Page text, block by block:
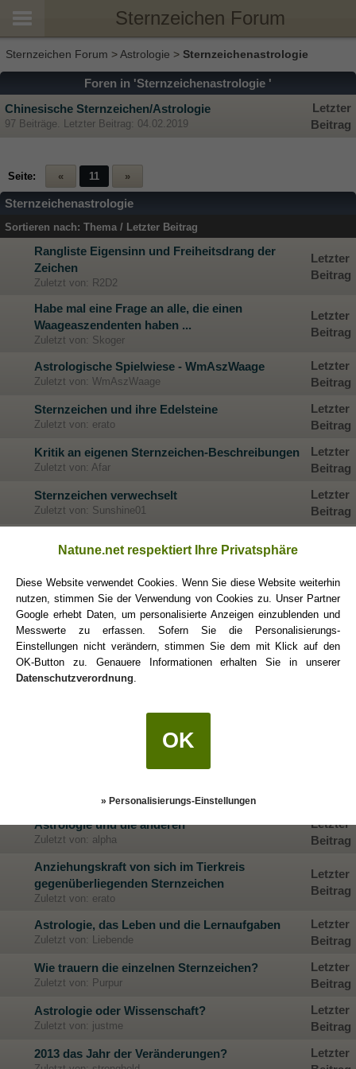
Sternzeichen Forum
Sternzeichen Forum >Astrologie > Sternzeichenastrologie
Foren in 'Sternzeichenastrologie '
Chinesische Sternzeichen/Astrologie
97 Beiträge. Letzter Beitrag: 04.02.2019
Letzter
Beitrag
Seite: « 11 »
Sternzeichenastrologie
Sortieren nach: Thema / Letzter Beitrag
Rangliste Eigensinn und Freiheitsdrang der
Zeichen
Zuletzt von: R2D2
Letzter
Beitrag
Habe mal eine Frage an alle, die einen
Waageaszendenten haben ...
Zuletzt von: Skoger
Letzter
Beitrag
Astrologische Spielwiese - WmAszWaage
Zuletzt von: WmAszWaage
Letzter
Beitrag
Sternzeichen und ihre Edelsteine
Zuletzt von: erato
Letzter
Beitrag
Kritik an eigenen Sternzeichen-Beschreibungen
Zuletzt von: Afar
Letzter
Beitrag
Sternzeichen verwechselt
Zuletzt von: Sunshine01
Letzter
Beitrag
zu sein?
Sternzeichen und das Mysteriöse
Zuletzt von: Liebende
Letzter
Beitrag
Der persönliche Venuscode, Archetyp, Begleiter
Zuletzt von: TräumendesWasser
Letzter
Beitrag
Was machen die versch. Sternzeichen um sich
Zuletzt von: Lumen200695
Das typische Sternzeichen ...!
Zuletzt von: Lumen200695
Astrologie und die anderen
Zuletzt von: alpha
Letzter
Beitrag
Anziehungskraft von sich im Tierkreis
gegenüberliegenden Sternzeichen
Zuletzt von: erato
Letzter
Beitrag
Astrologie, das Leben und die Lernaufgaben
Zuletzt von: Liebende
Letzter
Beitrag
Wie trauern die einzelnen Sternzeichen?
Zuletzt von: Purpur
Letzter
Beitrag
Astrologie oder Wissenschaft?
Zuletzt von: justme
Letzter
Beitrag
2013 das Jahr der Veränderungen?
Letzter
Natune.net respektiert Ihre Privatsphäre
Diese Website verwendet Cookies. Wenn Sie diese Website weiterhin
nutzen, stimmen Sie der Verwendung von Cookies zu. Unser Partner
Google erhebt Daten, um personalisierte Anzeigen einzublenden und
Messwerte zu erfassen. Sofern Sie die Personalisierungs-
Einstellungen nicht verändern, stimmen Sie dem mit Klick auf den
OK-Button zu. Genauere Informationen erhalten Sie in unserer
Datenschutzverordnung
OK
» Personalisierungs-Einstellungen